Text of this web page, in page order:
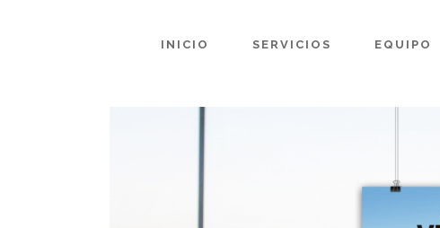
INICIO SERVICIOS EQUIPO